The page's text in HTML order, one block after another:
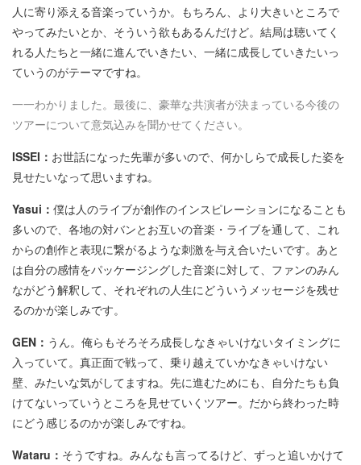
人に寄り添える音楽っていうか。もちろん、より大きいところで
やってみたいとか、そういう欲もあるんだけど。結局は聴いてく
れる人たちと一緒に進んでいきたい、一緒に成長していきたいっ
ていうのがテーマですね。
一一わかりました。最後に、豪華な共演者が決まっている今後の
ツアーについて意気込みを聞かせてください。
ISSEI： お世話になった先輩が多いので、何かしらで成長した姿を
見せたいなって思いますね。
Yasui： 僕は人のライブが創作のインスピレーションになることも
多いので、各地の対バンとお互いの音楽・ライブを通して、これ
からの創作と表現に繋がるような刺激を与え合いたいです。あと
は自分の感情をパッケージングした音楽に対して、ファンのみん
ながどう解釈して、それぞれの人生にどういうメッセージを残せ
るのかが楽しみです。
GEN： うん。俺らもそろそろ成長しなきゃいけないタイミングに
入っていて。真正面で戦って、乗り越えていかなきゃいけない
壁、みたいな気がしてますね。先に進むためにも、自分たちも負
けてないっていうところを見せていくツアー。だから終わった時
にどう感じるのかが楽しみですね。
Wataru： そうですね。みんなも言ってるけど、ずっと追いかけて